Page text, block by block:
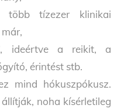
több tízezer klinikai
ideértve a reikit, a
érintést stb.
mind hókuszpókusz.
noha kísérletileg